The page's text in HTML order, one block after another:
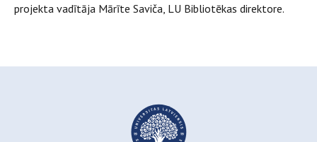
projekta vadītāja Mārīte Saviča, LU Bibliotēkas direktore.